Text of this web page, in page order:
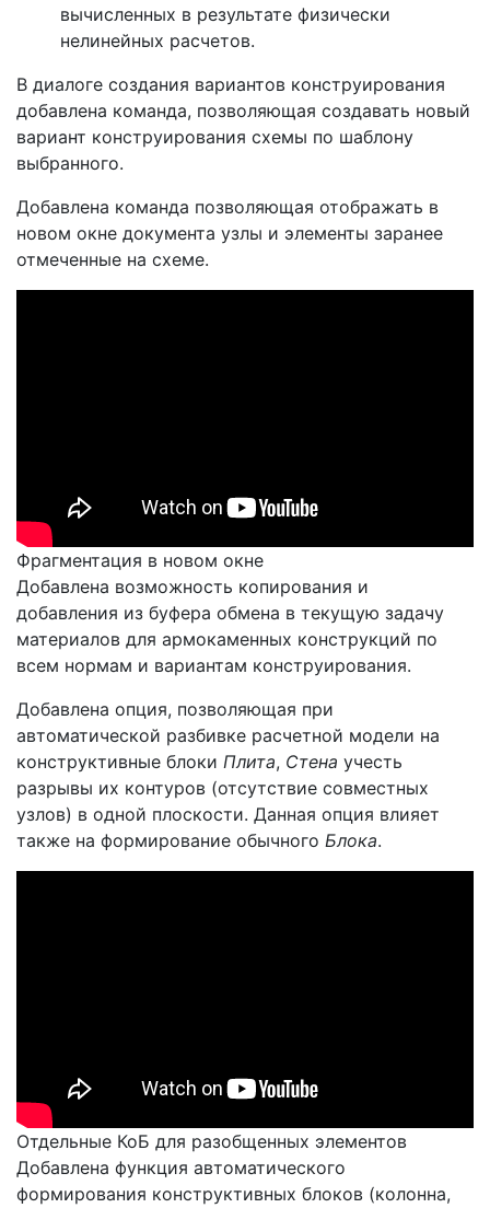
вычисленных в результате физически
нелинейных расчетов.
В диалоге создания вариантов конструирования
добавлена команда, позволяющая создавать новый
вариант конструирования схемы по шаблону
выбранного.
Добавлена команда позволяющая отображать в
новом окне документа узлы и элементы заранее
отмеченные на схеме.
Фрагментация в новом окне
Добавлена возможность копирования и
добавления из буфера обмена в текущую задачу
материалов для армокаменных конструкций по
всем нормам и вариантам конструирования.
Добавлена опция, позволяющая при
автоматической разбивке расчетной модели на
конструктивные блоки Плита, Стена учесть
разрывы их контуров (отсутствие совместных
узлов) в одной плоскости. Данная опция влияет
также на формирование обычного Блока.
Отдельные КоБ для разобщенных элементов
Добавлена функция автоматического
формирования конструктивных блоков (колонна,